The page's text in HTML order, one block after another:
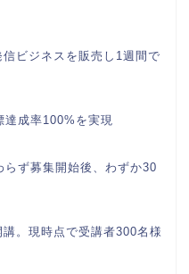
ビジネスを販売し1週間で
達成率100%を実現
ず募集開始後、わずか30
。現時点で受講者300名様